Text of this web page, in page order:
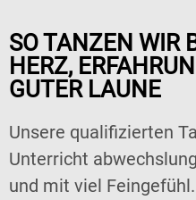
SO TANZEN WIR
HERZ,
GUTER LAUNE
Unsere qualifizierten
Unterricht
und mit viel